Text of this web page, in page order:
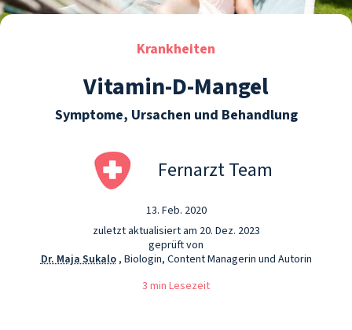
Krankheiten
Vitamin-D-Mangel
Symptome, Ursachen und Behandlung
Fernarzt Team
13. Feb. 2020
zuletzt aktualisiert am 20. Dez. 2023
geprüft von
Dr. Maja Sukalo, Biologin, Content Managerin und Autorin
3 min Lesezeit